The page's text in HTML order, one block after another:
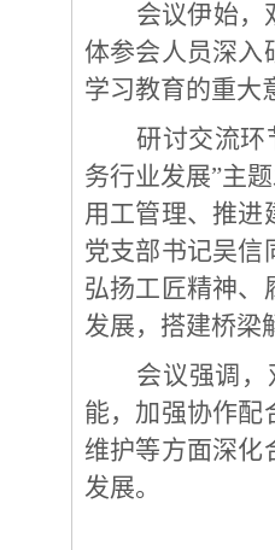
会议伊始，
体参会人员深入
学习教育的重大
研讨交流环
务行业发展”主
用工管理、推进
党支部书记吴信
弘扬工匠精神、
发展，搭建桥梁
会议强调
能，加强协作配
维护等方面深化
发展。